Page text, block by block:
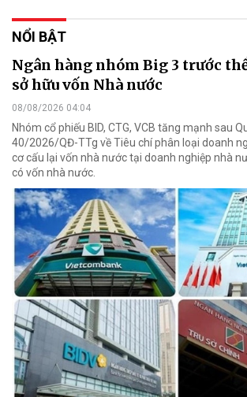
NỔI BẬT
Ngân hàng nhóm Big 3 trước
sở hữu vốn Nhà nước
08/08/2026 04:04
Nhóm cổ phiếu BID, CTG, VCB tăng mạnh sau
40/2026/QĐ-TTg về Tiêu chí phân loại doanh
cơ cấu lại vốn nhà nước tại doanh nghiệp nhà
có vốn nhà nước.